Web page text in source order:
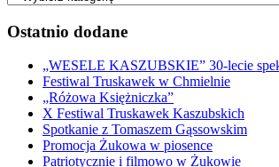
Ostatnio dodane
„WESELE KASZUBSKIE” 30-lecie
Festiwal Truskawek w Chmielnie
„Różowa Księżniczka”
X Festiwal Truskawek Kaszubskich
Spotkanie z Tomaszem Gąssowskim
Promocja Żukowa w piosence
Patriotycznie i filmowo w Żukowie